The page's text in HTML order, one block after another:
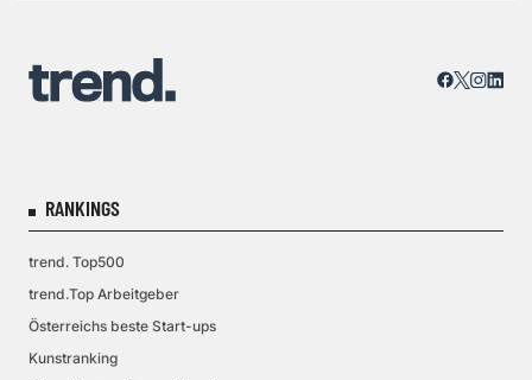
RANKINGS
trend. Top500
trend.Top Arbeitgeber
Österreichs beste Start-ups
Kunstranking